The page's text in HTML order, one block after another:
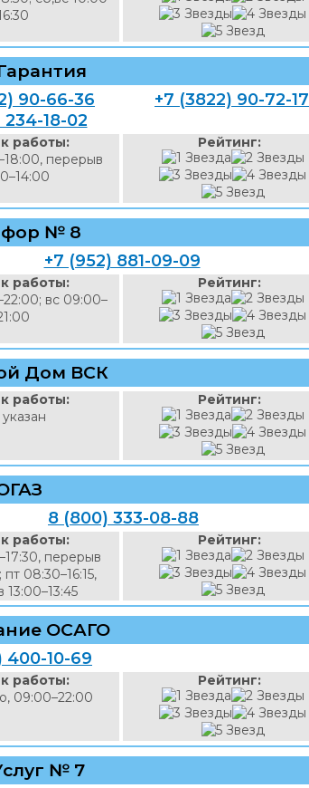
90-66-36
+7 (3822) 90-72-17
18-02
работы:
перерыв
Рейтинг:
№ 8
+7 (952) 881-09-09
работы:
вс 09:00–
Рейтинг:
Дом ВСК
работы:
Рейтинг:
8 (800) 333-08-88
работы:
перерыв
пт 08:30–16:15,
13:00–13:45
Рейтинг:
ОСАГО
400-10-69
работы:
09:00–22:00
Рейтинг:
№ 7